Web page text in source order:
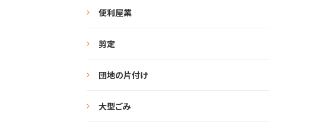
便利屋業
剪定
団地の片付け
大型ごみ